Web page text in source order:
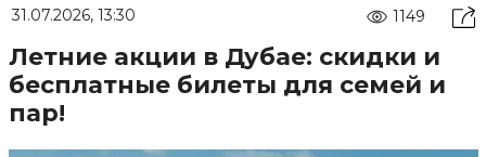
31.07.2026, 13:30 1149
Летние акции в Дубае: скидки и
бесплатные билеты для семей и
пар!